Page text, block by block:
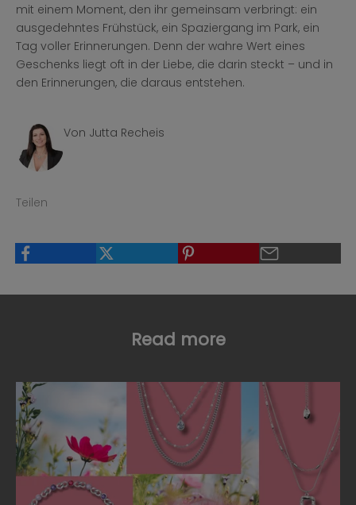
mit einem Moment, den ihr gemeinsam verbringt: ein
ausgedehntes Frühstück, ein Spaziergang im Park, ein
Tag voller Erinnerungen. Denn der wahre Wert eines
Geschenks liegt oft in der Liebe, die darin steckt – und in
den Erinnerungen, die daraus entstehen.
Von Jutta Recheis
Teilen
Read more